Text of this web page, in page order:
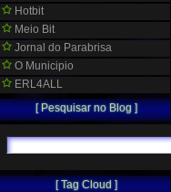
Hotbit
Meio Bit
Jornal do Parabrisa
O Municipio
ERL4ALL
[ Pesquisar no Blog ]
[ Tag Cloud ]